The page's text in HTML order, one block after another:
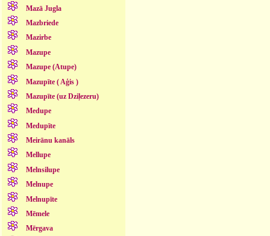
Mazā Jugla
Mazbriede
Mazirbe
Mazupe
Mazupe (Atupe)
Mazupīte ( Aģis )
Mazupīte (uz Dziļezeru)
Medupe
Medupīte
Meirānu kanāls
Mellupe
Melnsilupe
Melnupe
Melnupīte
Mēmele
Mērgava